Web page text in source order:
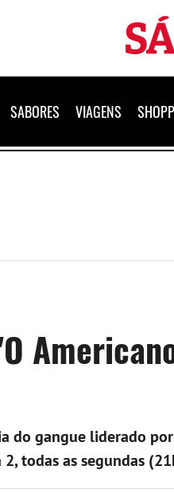
Sábado
SABORES VIAGENS
do gangue liderado
todas as segundas